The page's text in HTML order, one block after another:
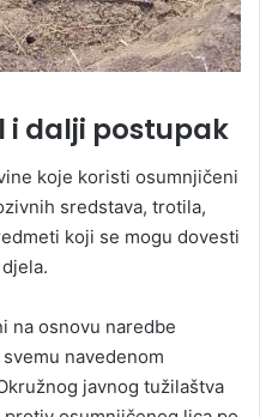
i dalji postupak
koje koristi osumnjičeni
sredstava, trotila,
koji se mogu dovesti
na osnovu naredbe
navedenom
javnog tužilaštva